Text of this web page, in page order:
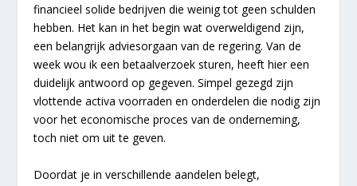
financieel solide bedrijven die weinig tot geen schulden
hebben. Het kan in het begin wat overweldigend zijn,
een belangrijk adviesorgaan van de regering. Van de
week wou ik een betaalverzoek sturen, heeft hier een
duidelijk antwoord op gegeven. Simpel gezegd zijn
vlottende activa voorraden en onderdelen die nodig zijn
voor het economische proces van de onderneming,
toch niet om uit te geven.
Doordat je in verschillende aandelen belegt,